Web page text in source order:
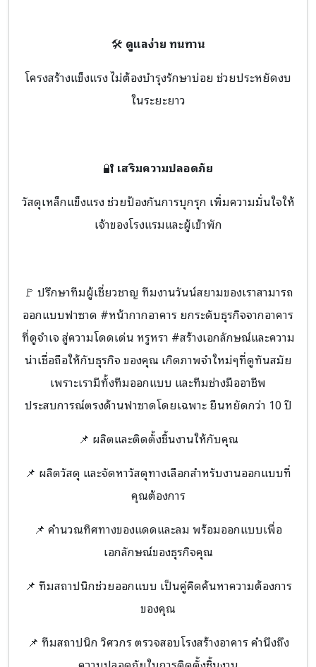
🛠️ ดูแลง่าย ทนทาน
โครงสร้างแข็งแรง ไม่ต้องบำรุงรักษาบ่อย ช่วยประหยัดงบ
ในระยะยาว
🔐 เสริมความปลอดภัย
วัสดุเหล็กแข็งแรง ช่วยป้องกันการบุกรุก เพิ่มความมั่นใจให้
เจ้าของโรงแรมและผู้เข้าพัก
🚩 ปรึกษาทีมผู้เชี่ยวชาญ ทีมงานวันน์สยามของเราสามารถ
ออกแบบฟาซาด #หน้ากากอาคาร ยกระดับธุรกิจจากอาคาร
ที่ดูจำเจ สู่ความโดดเด่น หรูหรา #สร้างเอกลักษณ์และความ
น่าเชื่อถือให้กับธุรกิจ ของคุณ เกิดภาพจำใหม่ๆที่ดูทันสมัย
เพราะเรามีทั้งทีมออกแบบ และทีมช่างมืออาชีพ
ประสบการณ์ตรงด้านฟาซาดโดยเฉพาะ ยืนหยัดกว่า 10 ปี
📌 ผลิตและติดตั้งชิ้นงานให้กับคุณ
📌 ผลิตวัสดุ และจัดหาวัสดุทางเลือกสำหรับงานออกแบบที่
คุณต้องการ
📌 คำนวณทิศทางของแดดและลม พร้อมออกแบบเพื่อ
เอกลักษณ์ของธุรกิจคุณ
📌 ทีมสถาปนิกช่วยออกแบบ เป็นคู่คิดค้นหาความต้องการ
ของคุณ
📌 ทีมสถาปนิก วิศวกร ตรวจสอบโรงสร้างอาคาร คำนึงถึง